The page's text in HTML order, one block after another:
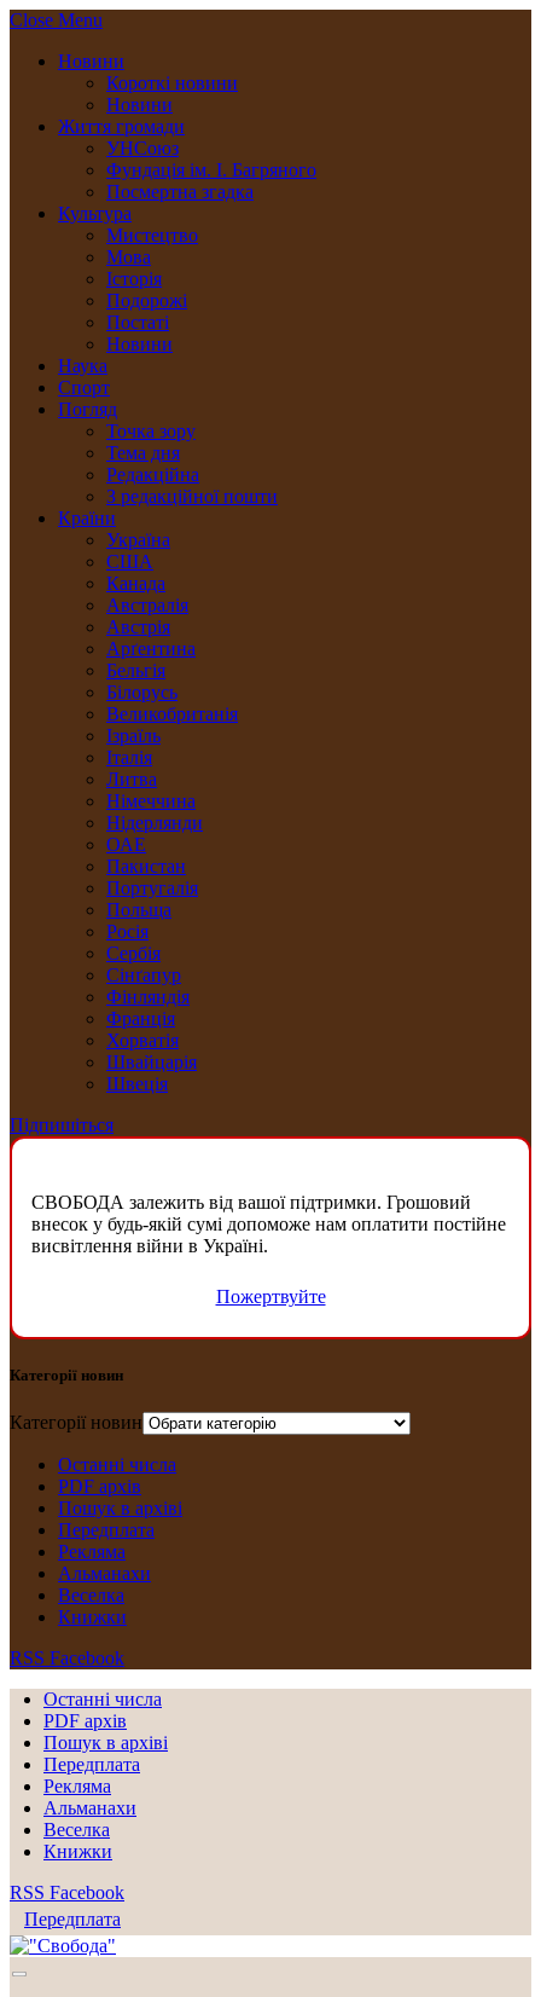
Close Menu
Новини
Короткі новини
Новини
Життя громади
УНСоюз
Фундація ім. І. Багряного
Посмертна згадка
Культура
Мистецтво
Мова
Історія
Подорожі
Постаті
Новини
Наука
Спорт
Погляд
Точка зору
Тема дня
Редакційна
З редакційної пошти
Країни
Україна
США
Канада
Австралія
Австрія
Арґентина
Бельгія
Білорусь
Великобританія
Ізраїль
Італія
Литва
Німеччина
Нідерлянди
ОАЕ
Пакистан
Португалія
Польща
Росія
Сербія
Сінґапур
Фінляндія
Франція
Хорватія
Швайцарія
Швеція
Підпишіться
СВОБОДА залежить від вашої підтримки. Грошовий
внесок у будь-якій сумі допоможе нам оплатити постійне
висвітлення війни в Україні.
Пожертвуйте
Категорії новин
Категорії новин
Останні числа
PDF архів
Пошук в архіві
Передплата
Рекляма
Альманахи
Веселка
Книжки
RSS Facebook
Останні числа
PDF архів
Пошук в архіві
Передплата
Рекляма
Альманахи
Веселка
Книжки
RSS Facebook
Передплата